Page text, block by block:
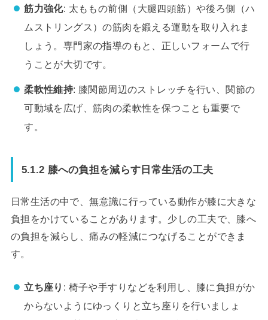
筋力強化: 太ももの前側（大腿四頭筋）や後ろ側（ハ
ムストリングス）の筋肉を鍛える運動を取り入れま
しょう。専門家の指導のもと、正しいフォームで行
うことが大切です。
柔軟性維持: 膝関節周辺のストレッチを行い、関節の
可動域を広げ、筋肉の柔軟性を保つことも重要で
す。
5.1.2 膝への負担を減らす日常生活の工夫
日常生活の中で、無意識に行っている動作が膝に大きな
負担をかけていることがあります。少しの工夫で、膝へ
の負担を減らし、痛みの軽減につなげることができま
す。
立ち座り : 椅子や手すりなどを利用し、膝に負担がか
からないようにゆっくりと立ち座りを行いましょ